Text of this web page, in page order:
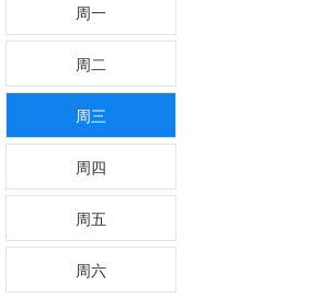
周一
周二
周三
周四
周五
周六